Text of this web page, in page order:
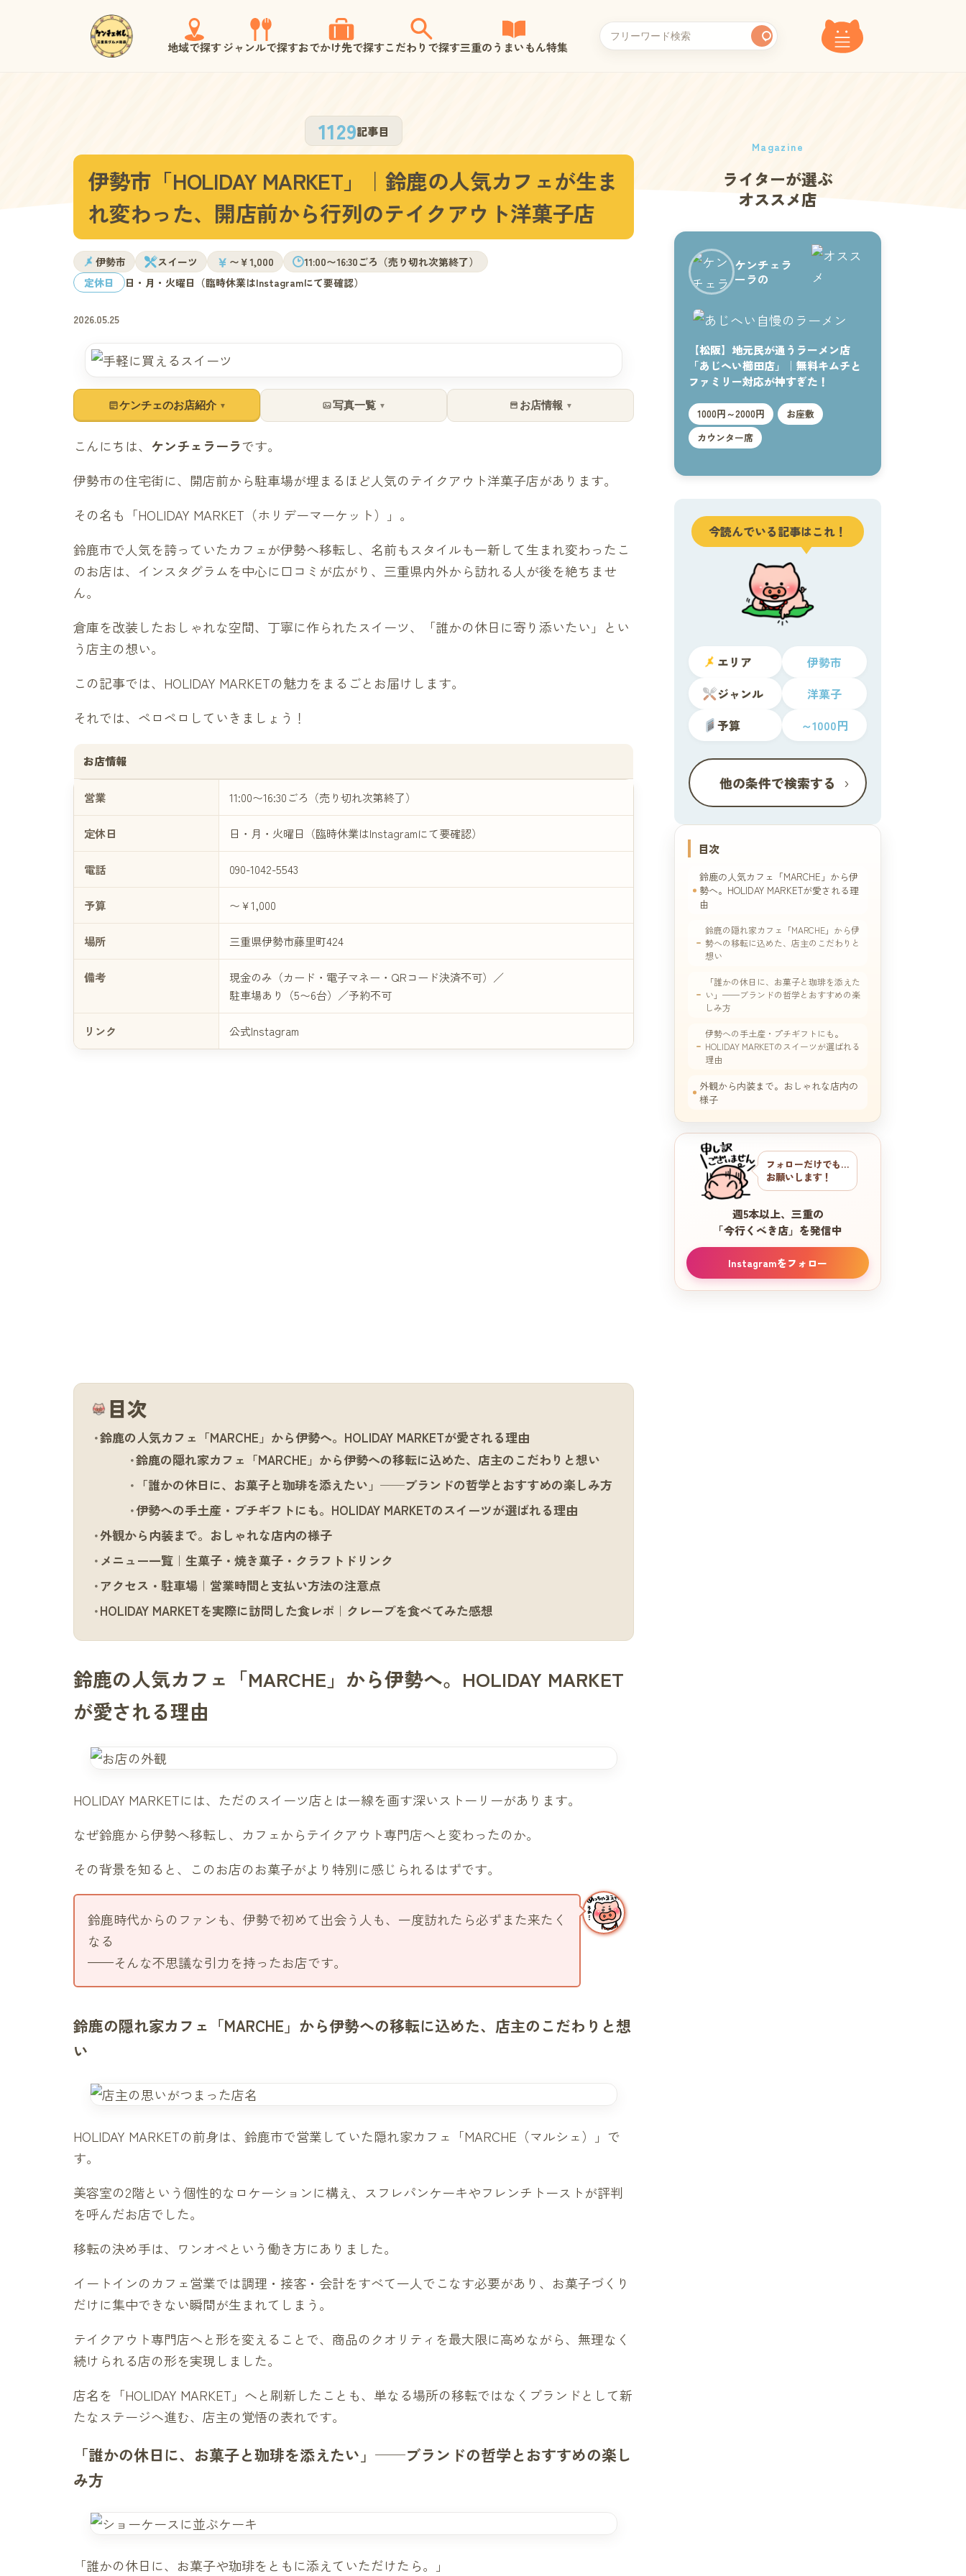
地域で探すジャンルで探すおでかけ先で探すこだわりで探す三重のうまいもん特集
1129記事目
伊勢市「HOLIDAY MARKET」｜鈴鹿の人気カフェが生ま
れ変わった、開店前から行列のテイクアウト洋菓子店
伊勢市 スイーツ ￥ 〜￥1,000
11:00〜16:30ごろ（売り切れ次第終了）
定休日
日・月・火曜日（臨時休業はInstagramにて要確認）
2026.05.25
ケンチェのお店紹介 ▼ 写真一覧 ▼ お店情報 ▼
こんにちは、 ケンチェラーラです。
伊勢市の住宅街に、開店前から駐車場が埋まるほど人気のテイクアウト洋菓子店があります。
その名も「HOLIDAY MARKET（ホリデーマーケット）」。
鈴鹿市で人気を誇っていたカフェが伊勢へ移転し、名前もスタイルも一新して生まれ変わったこ
のお店は、インスタグラムを中心に口コミが広がり、三重県内外から訪れる人が後を絶ちませ
ん。
倉庫を改装したおしゃれな空間、丁寧に作られたスイーツ、「誰かの休日に寄り添いたい」とい
う店主の想い。
この記事では、HOLIDAY MARKETの魅力をまるごとお届けします。
それでは、ペロペロしていきましょう！
お店情報
営業 11:00〜16:30ごろ（売り切れ次第終了）
定休日 日・月・火曜日（臨時休業はInstagramにて要確認）
電話 090-1042-5543
予算 〜￥1,000
場所 三重県伊勢市藤里町424
備考
現金のみ（カード・電子マネー・QRコード決済不可）／
駐車場あり（5〜6台）／予約不可
リンク 公式Instagram
目次
鈴鹿の人気カフェ「MARCHE」から伊勢へ。HOLIDAY MARKETが愛される理由
鈴鹿の隠れ家カフェ「MARCHE」から伊勢への移転に込めた、店主のこだわりと想い
「誰かの休日に、お菓子と珈琲を添えたい」──ブランドの哲学とおすすめの楽しみ方
伊勢への手土産・プチギフトにも。HOLIDAY MARKETのスイーツが選ばれる理由
外観から内装まで。おしゃれな店内の様子
メニュー一覧｜生菓子・焼き菓子・クラフトドリンク
アクセス・駐車場｜営業時間と支払い方法の注意点
HOLIDAY MARKETを実際に訪問した食レポ｜クレープを食べてみた感想
鈴鹿の人気カフェ「MARCHE」から伊勢へ。HOLIDAY MARKET
が愛される理由
HOLIDAY MARKETには、ただのスイーツ店とは一線を画す深いストーリーがあります。
なぜ鈴鹿から伊勢へ移転し、カフェからテイクアウト専門店へと変わったのか。
その背景を知ると、このお店のお菓子がより特別に感じられるはずです。
鈴鹿時代からのファンも、伊勢で初めて出会う人も、一度訪れたら必ずまた来たく
なる
——そんな不思議な引力を持ったお店です。
鈴鹿の隠れ家カフェ「MARCHE」から伊勢への移転に込めた、店主のこだわりと想
い
HOLIDAY MARKETの前身は、鈴鹿市で営業していた隠れ家カフェ「MARCHE（マルシェ）」で
す。
美容室の2階という個性的なロケーションに構え、スフレパンケーキやフレンチトーストが評判
を呼んだお店でした。
移転の決め手は、ワンオペという働き方にありました。
イートインのカフェ営業では調理・接客・会計をすべて一人でこなす必要があり、お菓子づくり
だけに集中できない瞬間が生まれてしまう。
テイクアウト専門店へと形を変えることで、商品のクオリティを最大限に高めながら、無理なく
続けられる店の形を実現しました。
店名を「HOLIDAY MARKET」へと刷新したことも、単なる場所の移転ではなくブランドとして新
たなステージへ進む、店主の覚悟の表れです。
「誰かの休日に、お菓子と珈琲を添えたい」──ブランドの哲学とおすすめの楽し
み方
「誰かの休日に、お菓子や珈琲をともに添えていただけたら。」
Magazine
ライターが選ぶ
オススメ店
ケンチェラ
ーラの
【松阪】地元民が通うラーメン店
「あじへい櫛田店」｜無料キムチと
ファミリー対応が神すぎた！
1000円～2000円
お座敷
カウンター席
今読んでいる記事はこれ！
エリア
伊勢市
ジャンル
洋菓子
予算
～1000円
他の条件で検索する ›
目次
鈴鹿の人気カフェ「MARCHE」から伊
勢へ。HOLIDAY MARKETが愛される理
由
鈴鹿の隠れ家カフェ「MARCHE」から伊
勢への移転に込めた、店主のこだわりと
想い
「誰かの休日に、お菓子と珈琲を添えた
い」──ブランドの哲学とおすすめの楽
しみ方
伊勢への手土産・プチギフトにも。
HOLIDAY MARKETのスイーツが選ばれる
理由
外観から内装まで。おしゃれな店内の
様子
ラフトドリンク
アクセス・駐車場｜営業時間と支払い
方法の注意点
HOLIDAY MARKETを実際に訪問した食
レポ｜クレープを食べてみた感想
フォローだけでも…
お願いします！
週5本以上、三重の
「今行くべき店」を発信中
Instagramをフォロー